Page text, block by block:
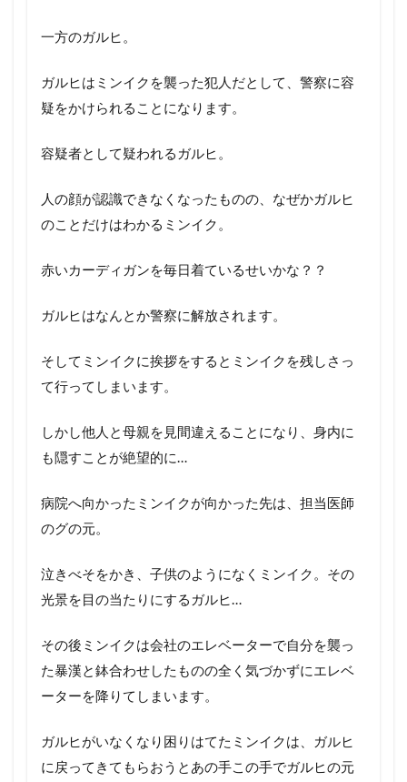
一方のガルヒ。
ガルヒはミンイクを襲った犯人だとして、警察に容
疑をかけられることになります。
容疑者として疑われるガルヒ。
人の顔が認識できなくなったものの、なぜかガルヒ
のことだけはわかるミンイク。
赤いカーディガンを毎日着ているせいかな？？
ガルヒはなんとか警察に解放されます。
そしてミンイクに挨拶をするとミンイクを残しさっ
て行ってしまいます。
しかし他人と母親を見間違えることになり、身内に
も隠すことが絶望的に…
病院へ向かったミンイクが向かった先は、担当医師
のグの元。
泣きべそをかき、子供のようになくミンイク。その
光景を目の当たりにするガルヒ…
その後ミンイクは会社のエレベーターで自分を襲っ
た暴漢と鉢合わせしたものの全く気づかずにエレベ
ーターを降りてしまいます。
ガルヒがいなくなり困りはてたミンイクは、ガルヒ
に戻ってきてもらおうとあの手この手でガルヒの元